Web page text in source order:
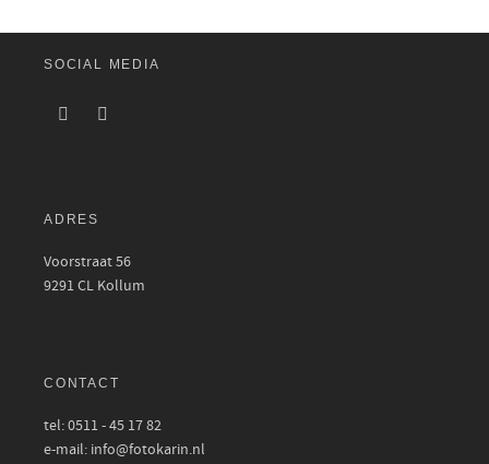
SOCIAL MEDIA
ADRES
Voorstraat 56
9291 CL Kollum
CONTACT
tel: 0511 - 45 17 82
e-mail: info@fotokarin.nl